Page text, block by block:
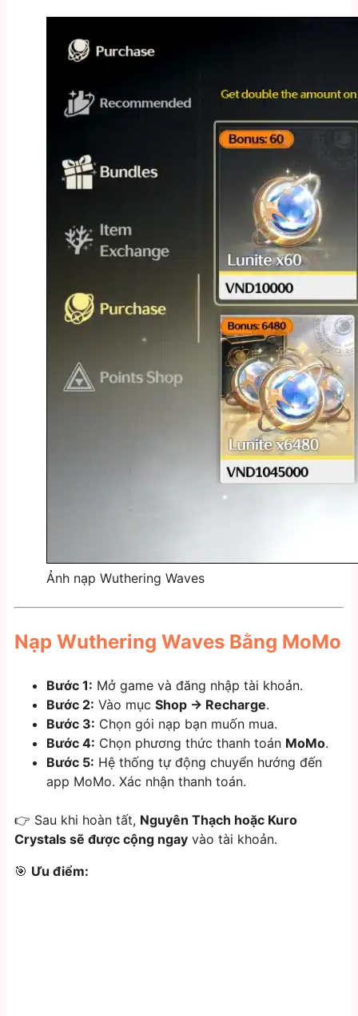
Ảnh nạp Wuthering Waves
Nạp Wuthering Waves Bằng MoMo
Bước 1: Mở game và đăng nhập tài khoản.
Bước 2: Vào mục Shop → Recharge.
Bước 3: Chọn gói nạp bạn muốn mua.
Bước 4: Chọn phương thức thanh toán MoMo.
Bước 5: Hệ thống tự động chuyển hướng đến
app MoMo. Xác nhận thanh toán.
👉 Sau khi hoàn tất, Nguyên Thạch hoặc Kuro
Crystals sẽ được cộng ngay vào tài khoản.
🎯 Ưu điểm: